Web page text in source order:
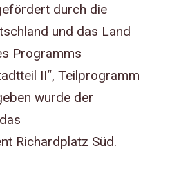
durch die
und das Land
Programms
II“, Teilprogramm
wurde der
Richardplatz Süd.